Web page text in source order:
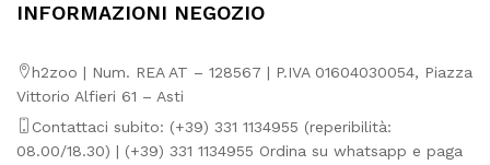
INFORMAZIONI NEGOZIO
h2zoo | Num. REA AT – 128567 | P.IVA 01604030054, Piazza
Vittorio Alfieri 61 – Asti
Contattaci subito: (+39) 331 1134955 (reperibilità:
08.00/18.30) | (+39) 331 1134955 Ordina su whatsapp e paga